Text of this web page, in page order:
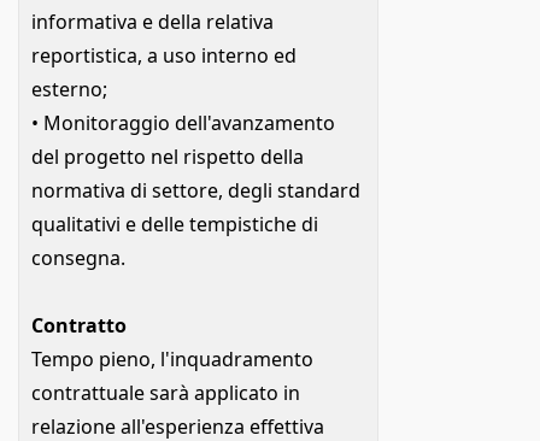
informativa e della relativa
reportistica, a uso interno ed
esterno;
• Monitoraggio dell'avanzamento
del progetto nel rispetto della
normativa di settore, degli standard
qualitativi e delle tempistiche di
consegna.
Contratto
Tempo pieno, l'inquadramento
contrattuale sarà applicato in
relazione all'esperienza effettiva